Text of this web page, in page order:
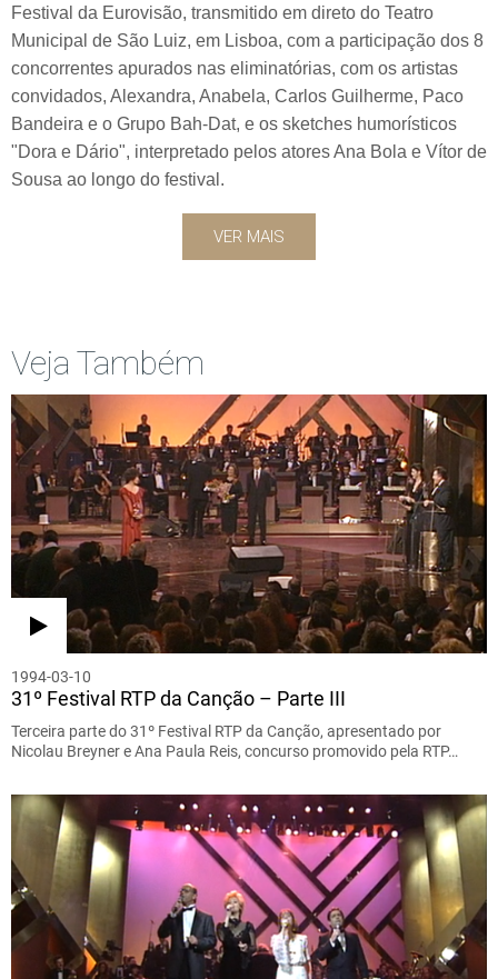
Festival da Eurovisão, transmitido em direto do Teatro
Municipal de São Luiz, em Lisboa, com a participação dos 8
concorrentes apurados nas eliminatórias, com os artistas
convidados, Alexandra, Anabela, Carlos Guilherme, Paco
Bandeira e o Grupo Bah-Dat, e os sketches humorísticos
"Dora e Dário", interpretado pelos atores Ana Bola e Vítor de
Sousa ao longo do festival.
VER MAIS
Veja Também
1994-03-10
31º Festival RTP da Canção – Parte III
Terceira parte do 31º Festival RTP da Canção, apresentado por
Nicolau Breyner e Ana Paula Reis, concurso promovido pela RTP…